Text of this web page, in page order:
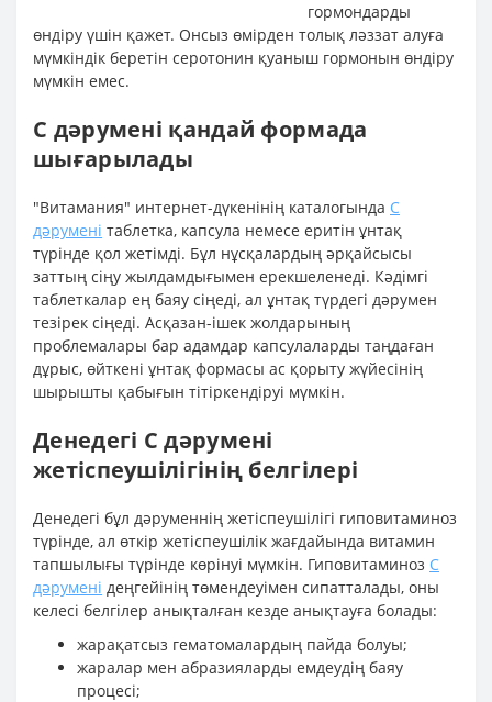
гормондарды
өндіру үшін қажет. Онсыз өмірден толық ләззат алуға
мүмкіндік беретін серотонин қуаныш гормонын өндіру
мүмкін емес.
С дәрумені қандай формада
шығарылады
"Витамания" интернет-дүкенінің каталогында С
дәрумені таблетка, капсула немесе еритін ұнтақ
түрінде қол жетімді. Бұл нұсқалардың әрқайсысы
заттың сіңу жылдамдығымен ерекшеленеді. Кәдімгі
таблеткалар ең баяу сіңеді, ал ұнтақ түрдегі дәрумен
тезірек сіңеді. Асқазан-ішек жолдарының
проблемалары бар адамдар капсулаларды таңдаған
дұрыс, өйткені ұнтақ формасы ас қорыту жүйесінің
шырышты қабығын тітіркендіруі мүмкін.
Денедегі С дәрумені
жетіспеушілігінің белгілері
Денедегі бұл дәруменнің жетіспеушілігі гиповитаминоз
түрінде, ал өткір жетіспеушілік жағдайында витамин
тапшылығы түрінде көрінуі мүмкін. Гиповитаминоз С
дәрумені деңгейінің төмендеуімен сипатталады, оны
келесі белгілер анықталған кезде анықтауға болады:
жарақатсыз гематомалардың пайда болуы;
жаралар мен абразияларды емдеудің баяу
процесі;